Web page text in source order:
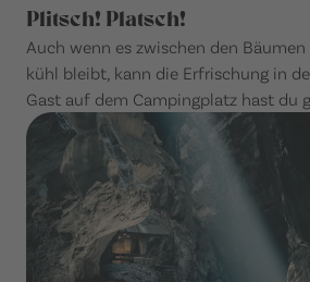
Plitsch! Platsch!
Auch wenn es zwischen den Bäumen
kühl bleibt, kann die Erfrischung in
Gast auf dem Campingplatz hast du